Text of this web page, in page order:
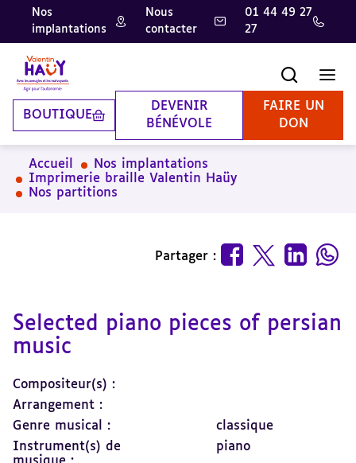
Aller
contenu
principal
Aller
pied
de
page
Aller
la
recherche
Nos
implantations
Nous
contacter
01 44 49 27
27
BOUTIQUE
DEVENIR
BÉNÉVOLE
FAIRE UN
DON
Accueil
Nos implantations
Imprimerie braille Valentin Haüy
Nos partitions
Partager :
Selected piano pieces of persian
music
Compositeur(s) :
Arrangement :
Genre musical :
classique
Instrument(s) de
piano